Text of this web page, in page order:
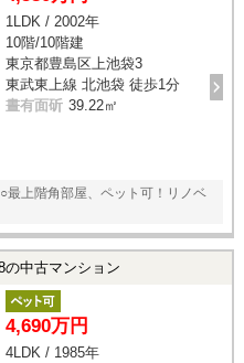
1LDK / 2002年
10階/10階建
東京都豊島区上池袋3
東武東上線 北池袋 徒歩1分
晝有面斫 39.22㎡
最上階角部屋、ペット可！リノベ
の中古マンション
4,690万円
4LDK / 1985年